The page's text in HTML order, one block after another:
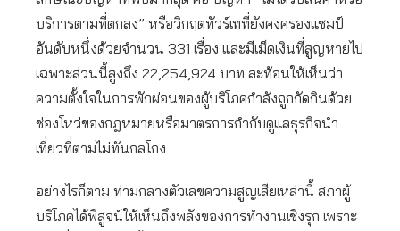
บริการตามที่ตกลง” หรือวิกฤตทัวร์เทที่ยังคงครองแชมป์
อันดับหนึ่งด้วยจำนวน 331 เรื่อง และมีเม็ดเงินที่สูญหายไป
เฉพาะส่วนนี้สูงถึง 22,254,924 บาท สะท้อนให้เห็นว่า
ความตั้งใจในการพักผ่อนของผู้บริโภคกำลังถูกกัดกินด้วย
ช่องโหว่ของกฎหมายหรือมาตรการกำกับดูแลธุรกิจนำ
เที่ยวที่ตามไม่ทันกลโกง
อย่างไรก็ตาม ท่ามกลางตัวเลขความสูญเสียเหล่านี้ สภาผู้
บริโภคได้พิสูจน์ให้เห็นถึงพลังของการทำงานเชิงรุก เพราะ